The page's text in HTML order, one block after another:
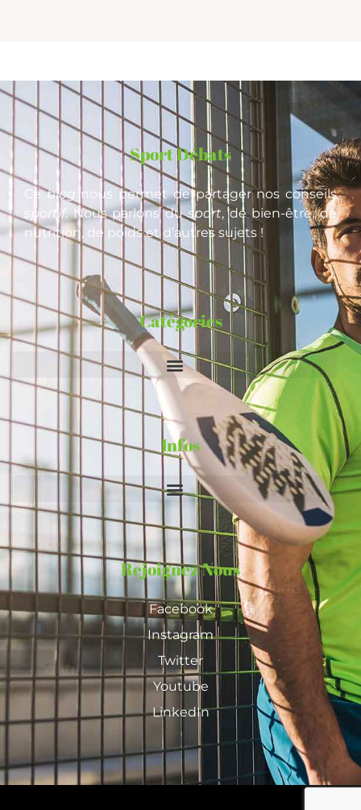
Sport Débats
Ceblog nous permet de partager nos conseils
sportif. Nous parlons dusport, de bien-être, de
nutrition, de poids et d’autres sujets !
Catégories
Infos
Rejoignez Nous
Facebook
Instagram
Twitter
Youtube
LinkedIn